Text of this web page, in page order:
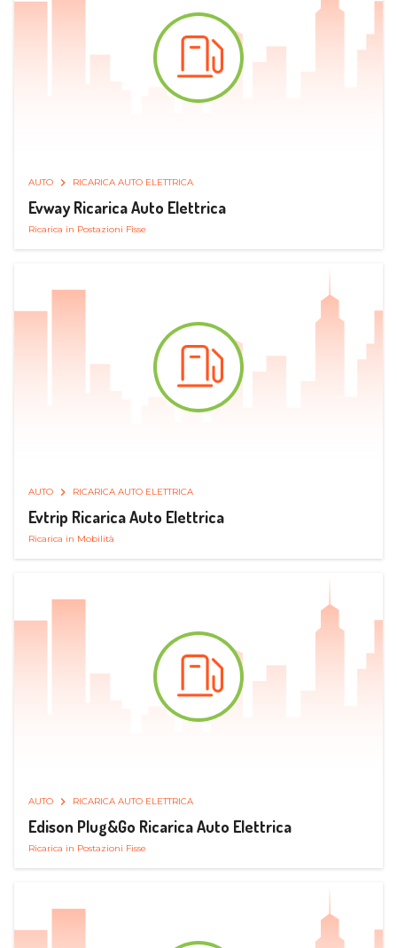
AUTO RICARICA AUTO ELETTRICA
Evway Ricarica Auto Elettrica
Ricarica in Postazioni Fisse
AUTO RICARICA AUTO ELETTRICA
Evtrip Ricarica Auto Elettrica
Ricarica in Mobilità
AUTO RICARICA AUTO ELETTRICA
Edison Plug&Go Ricarica Auto Elettrica
Ricarica in Postazioni Fisse